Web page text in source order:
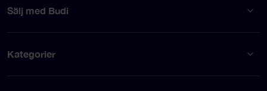
Sälj med Budi
Kategorier